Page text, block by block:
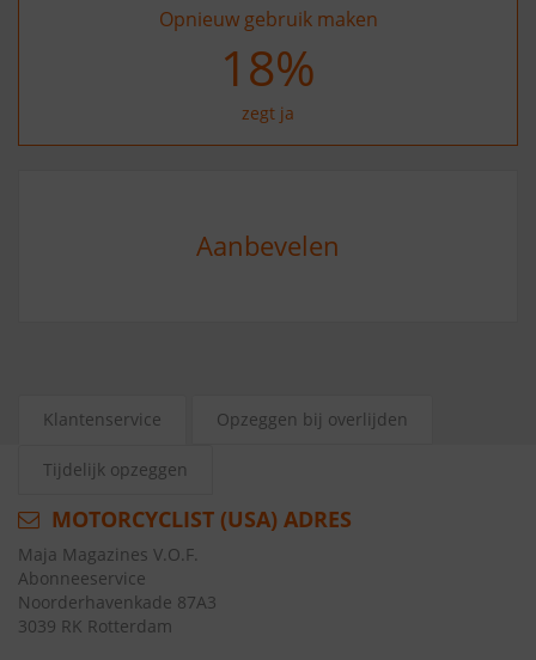
Opnieuw gebruik maken
27%
zegt ja
Aanbevelen
Klantenservice Opzeggen bij overlijden
Tijdelijk opzeggen
MOTORCYCLIST (USA) ADRES
Maja Magazines V.O.F.
Abonneeservice
Noorderhavenkade 87A3
3039 RK Rotterdam